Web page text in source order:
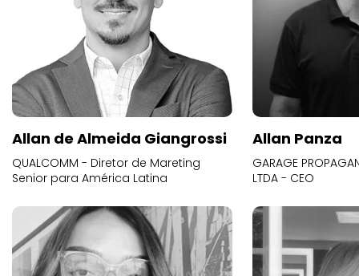
Allan de Almeida Giangrossi
QUALCOMM - Diretor de Mareting
Senior para América Latina
Allan Panza
GARAGE
LTDA - CEO